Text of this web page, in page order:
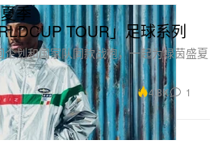
季
TOUR」足球系列
划和国家队同款战袍，一起为绿茵盛夏
4.8K 1